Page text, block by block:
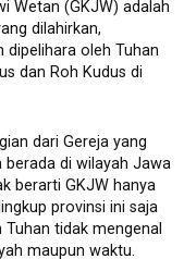
Wetan (GKJW) adalah
dilahirkan,
dipelihara oleh Tuhan
dan Roh Kudus di
dari Gereja yang
berada di wilayah Jawa
berarti GKJW hanya
provinsi ini saja
Tuhan tidak mengenal
maupun waktu.